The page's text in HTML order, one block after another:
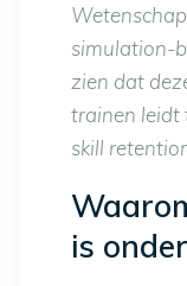
simulation-
zien dat
trainen leidt
skill
is